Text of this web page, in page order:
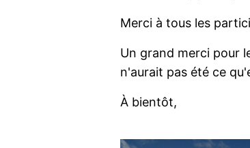
Merci à tous les
Un grand merci pour
n'aurait pas été ce
À bientôt,